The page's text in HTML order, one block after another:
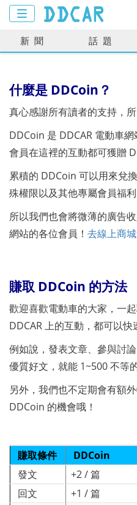
新聞 話題
什麼是 DDCoin？
真心感謝所有讀者的支持，
DDCoin 是 DDCAR 電動車
會員在這裡的互動都可獲贈
累積的 DDCoin 可以用來兌
殊權限以及其他專屬會員福利
所以我們也會將微薄的廣告
網站的各位會員！ 去線上商
賺取 DDCoin 的方法
歡迎喜歡電動車的大家，一
DDCAR 上的互動，都可以
例如說，發表文章、參與討
優質好文，就能 1~500 不等
另外，我們也不定期會有額
DDCoin 的機會哦！
賺取條件 DDCoin
發文
+2 / 篇
回文
+1 / 篇